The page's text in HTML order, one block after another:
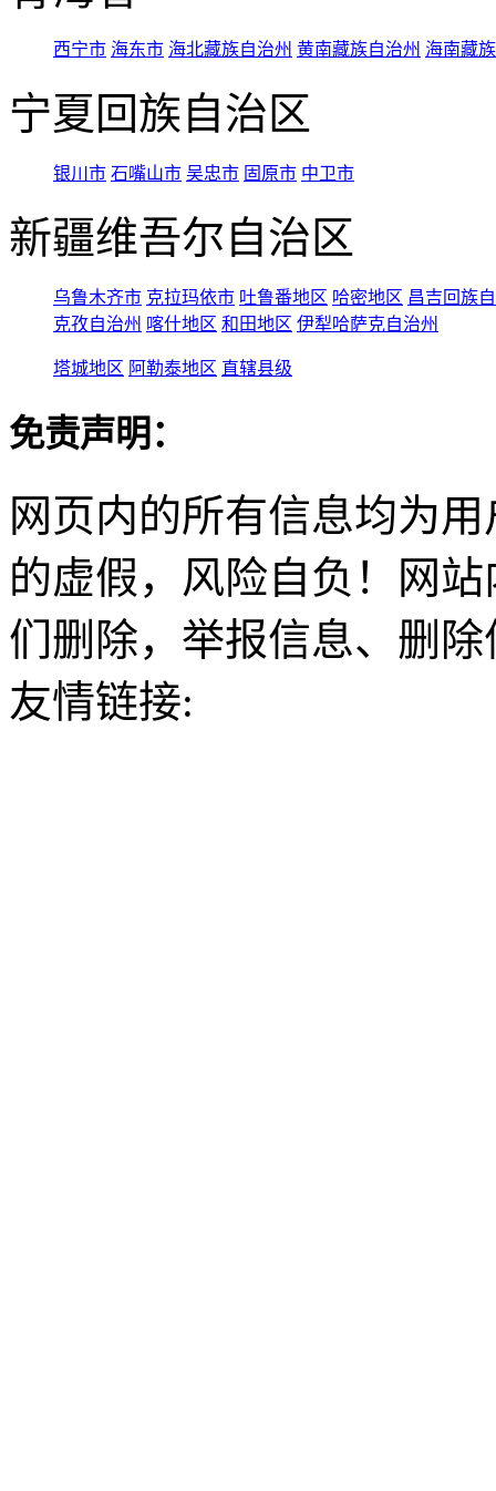
西宁市 海东市 海北藏族自治州 黄南藏族自治州 海南藏
宁夏回族自治区
银川市 石嘴山市 吴忠市 固原市 中卫市
新疆维吾尔自治区
乌鲁木齐市 克拉玛依市 吐鲁番地区 哈密地区 昌吉回族
克孜自治州 喀什地区 和田地区 伊犁哈萨克自治州
塔城地区 阿勒泰地区 直辖县级
免责声明：
网页内的所有信息均为
的虚假，风险自负！网
们删除，举报信息、删
友情链接: